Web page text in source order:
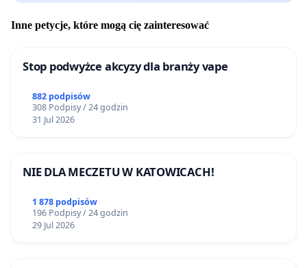
Inne petycje, które mogą cię zainteresować
Stop podwyżce akcyzy dla branży vape
882 podpisów
308 Podpisy / 24 godzin
31 Jul 2026
NIE DLA MECZETU W KATOWICACH!
1 878 podpisów
196 Podpisy / 24 godzin
29 Jul 2026